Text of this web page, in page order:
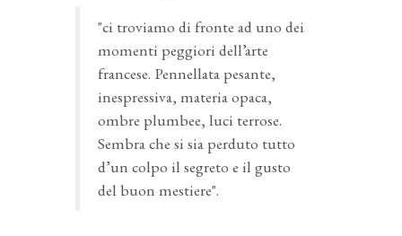
"ci troviamo di fronte ad uno dei
momenti peggiori dell’arte
francese. Pennellata pesante,
inespressiva, materia opaca,
ombre plumbee, luci terrose.
Sembra che si sia perduto tutto
d’un colpo il segreto e il gusto
del buon mestiere".